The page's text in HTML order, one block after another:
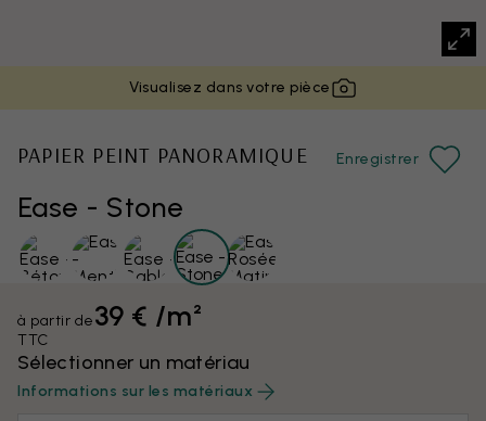
Visualisez dans votre pièce
Ease - Stone
PAPIER PEINT PANORAMIQUE Enregistrer
à partir de39 € /m²
TTC
Sélectionner un matériau
Informations sur les matériaux